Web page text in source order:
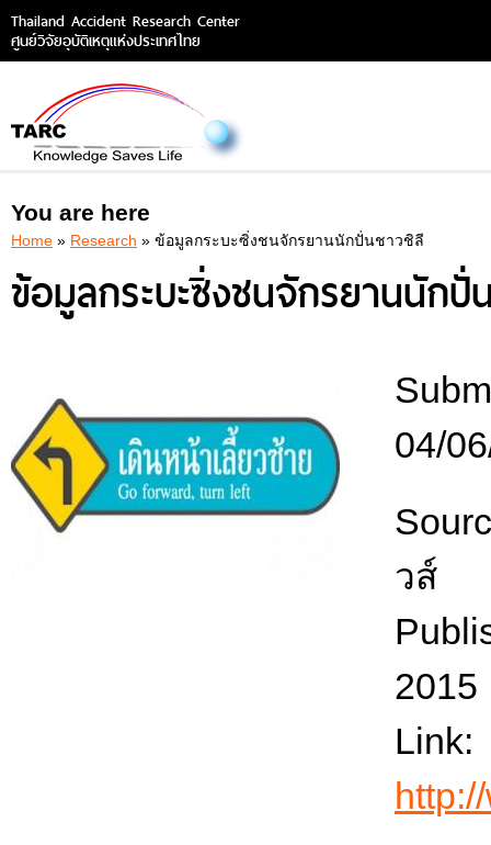
Thailand Accident Research Center
ศูนย์วิจัยอุบัติเหตุแห่งประเทศไทย
You are here
Home » Research » ข้อมูลกระบะซิ่งชนจักรยานนักปั่นชาวชิลี
ข้อมูลกระบะซิ่งชนจักรยานนักปั่
04/
วส์
2015
Link: